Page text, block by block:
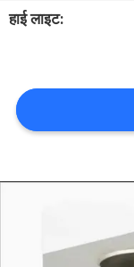
संपर्क
एक
उद्धरण
हाई लाइट: